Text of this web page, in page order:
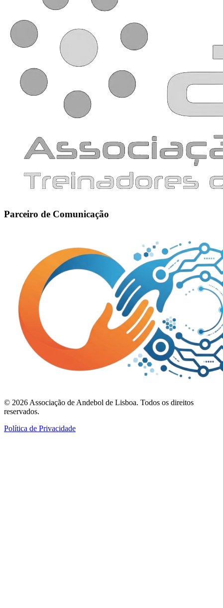
Parceiro de Comunicação
© 2026 Associação de Andebol de Lisboa. Todos os direitos
reservados.
Política de Privacidade